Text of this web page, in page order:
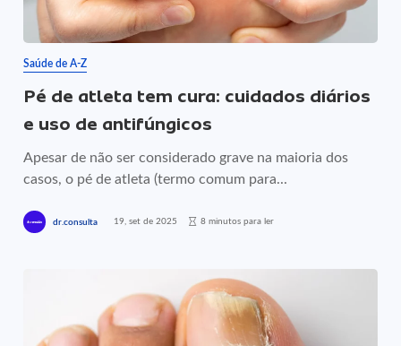
Saúde de A-Z
Pé de atleta tem cura: cuidados diários
e uso de antifúngicos
Apesar de não ser considerado grave na maioria dos
casos, o pé de atleta (termo comum para...
dr.consulta 19, set de 2025 8 minutos para ler